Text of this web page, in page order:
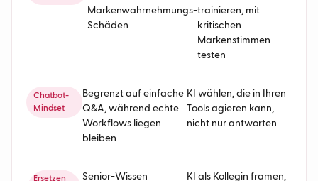
Markenwahrnehmungs-
Schäden
trainieren, mit
kritischen
Markenstimmen
testen
Chatbot-
Mindset
Begrenzt auf einfache
Q&A, während echte
Workflows liegen
bleiben
KI wählen, die in Ihren
Tools agieren kann,
nicht nur antworten
Ersetzen
Senior-Wissen
KI als Kollegin framen,